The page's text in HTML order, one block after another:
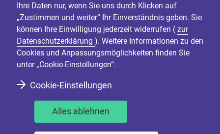
Ihre Daten nur, wenn Sie uns durch Klicken auf
„Zustimmen und weiter“ Ihr Einverständnis geben. Sie
können Ihre Einwilligung jederzeit widerrufen ( zur
Datenschutzerklärung ). Weitere Informationen zu den
Cookies und Anpassungsmöglichkeiten finden Sie
unter „Cookie-Einstellungen“.
Cookie-Einstellungen
Alles ablehnen